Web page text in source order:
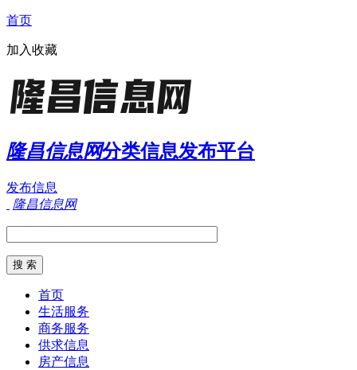
首页
加入收藏
隆昌信息网分类信息发布平台
发布信息
隆昌信息网
首页
生活服务
商务服务
供求信息
房产信息